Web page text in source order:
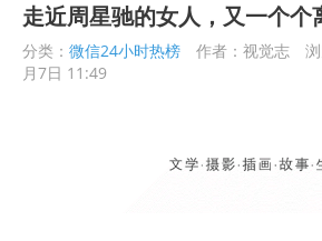
走近周星驰的女人，又一个个
分类： 微信24小时热榜 作者：视觉志
月7日 11:49